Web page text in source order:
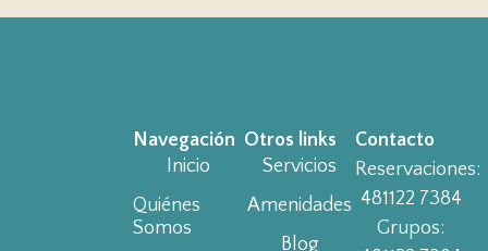
Navegación
Inicio
Quiénes
Somos
Otros links
Servicios
Amenidades
Blog
Contacto
Reservaciones:
481122 7384
Grupos: